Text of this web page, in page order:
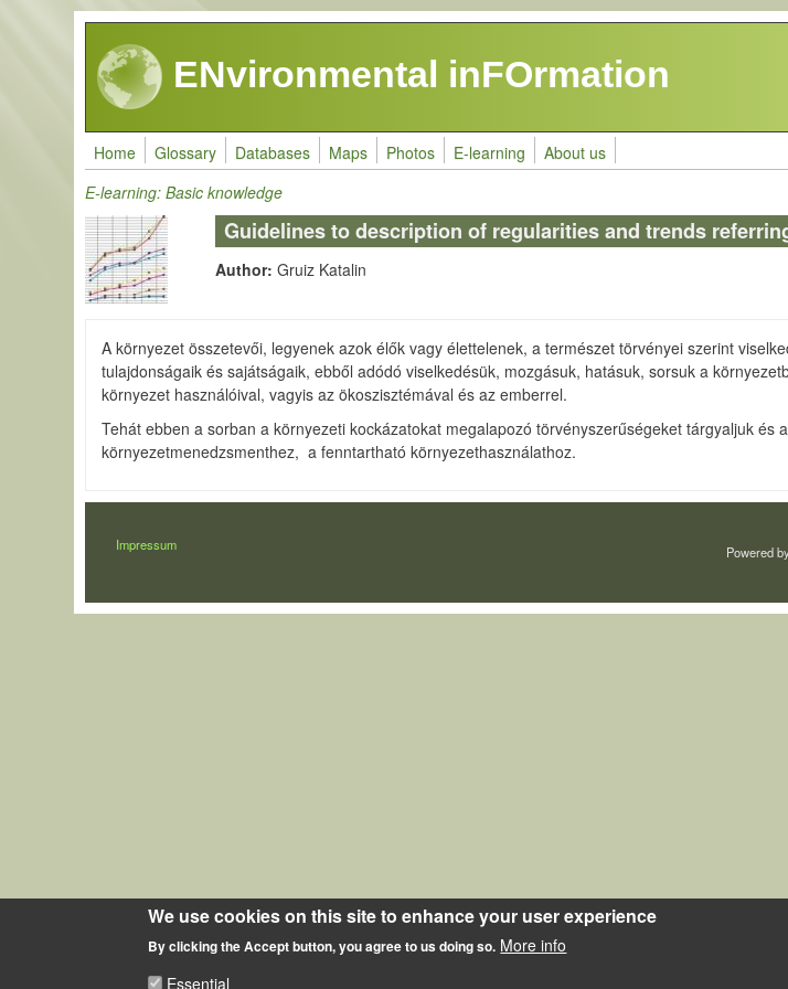
Skip to main content
ENvironmental inFOrmation
Home Glossary Databases Maps Photos E-learning About us
E-learning: Basic knowledge
Guidelines to description of regularities and trends
Author:Gruiz Katalin
A környezet összetevői, legyenek azok élők vagy élettelenek, a természet törvényei szerint
tulajdonságaik és sajátságaik, ebből adódó viselkedésük, mozgásuk, hatásuk, sorsuk a
környezet használóival, vagyis az ökoszisztémával és az emberrel.
Tehát ebben a sorban a környezeti kockázatokat megalapozó törvényszerűségeket tárgyaljuk
környezetmenedzsmenthez, a fenntartható környezethasználathoz.
LÁBLÉC
Impressum Powered
We use cookies on this site to enhance your user experience
By clicking the Accept button, you agree to us doing so. More info
Essential